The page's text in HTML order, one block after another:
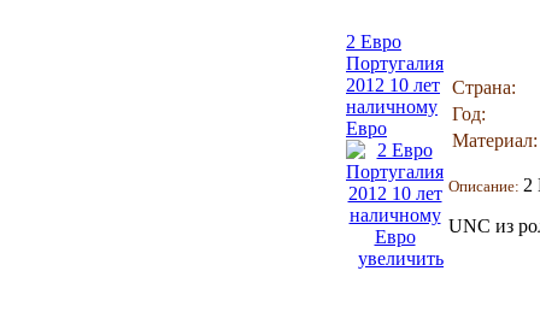
2 Евро
Португалия
2012 10 лет
наличному
Евро
увеличить
Страна:
Год:
Материал:
Описание: 2
UNC из